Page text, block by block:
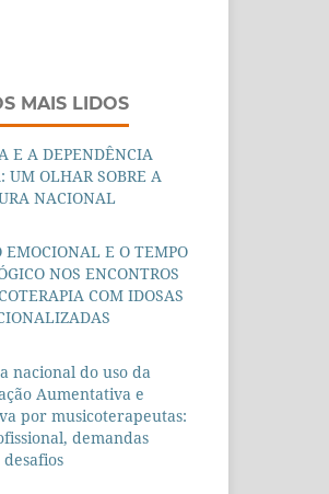
MAIS LIDOS
E A DEPENDÊNCIA
UM OLHAR SOBRE A
NACIONAL
EMOCIONAL E O TEMPO
NOS ENCONTROS
COM IDOSAS
nacional do uso da
Aumentativa e
por musicoterapeutas:
demandas